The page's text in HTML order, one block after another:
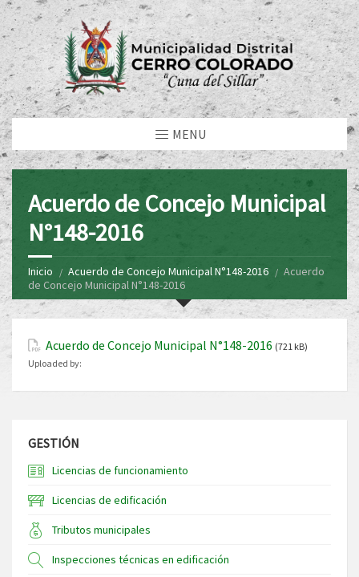
MENU
Acuerdo de Concejo Municipal
N°148-2016
Inicio Acuerdo de Concejo Municipal N°148-2016
Acuerdo
de Concejo Municipal N°148-2016
Acuerdo de Concejo Municipal N°148-2016 (721 kB)
Uploaded by:
GESTIÓN
Licencias de funcionamiento
Licencias de edificación
Tributos municipales
Inspecciones técnicas en edificación